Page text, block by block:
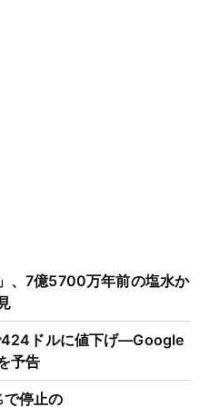
、7億5700万年前の塩水か
ドルに値下げ―Google
予告
停止の